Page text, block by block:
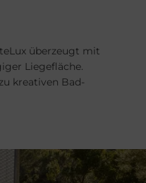
überzeugt mit
Liegefläche.
kreativen Bad-